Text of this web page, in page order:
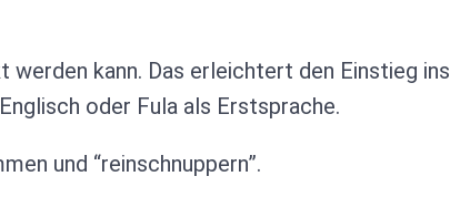
werden kann. Das erleichtert den Einstieg ins
oder Fula als Erstsprache.
und “reinschnuppern”.